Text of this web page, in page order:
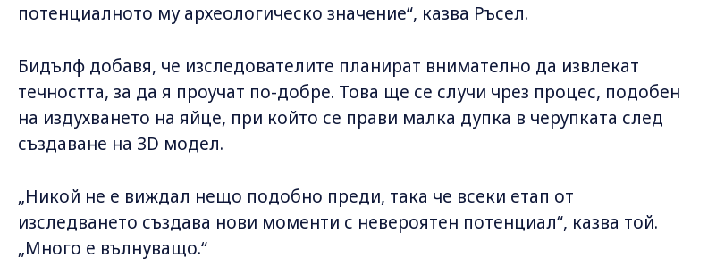
потенциалното му археологическо значение“, казва Ръсел.
Бидълф добавя, че изследователите планират внимателно да извлекат
течността, за да я проучат по-добре. Това ще се случи чрез процес, подобен
на издухването на яйце, при който се прави малка дупка в черупката след
създаване на 3D модел.
„Никой не е виждал нещо подобно преди, така че всеки етап от
изследването създава нови моменти с невероятен потенциал“, казва той.
„Много е вълнуващо.“